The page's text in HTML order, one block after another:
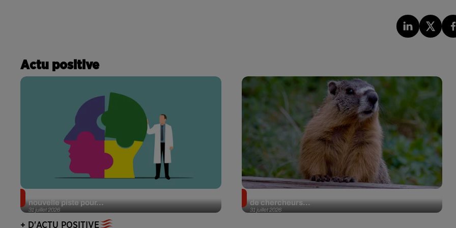
Actu positive
31 juillet 2026
nouvelle piste pour...
31 juillet 2026
de chercheurs...
+ D'ACTU POSITIVE